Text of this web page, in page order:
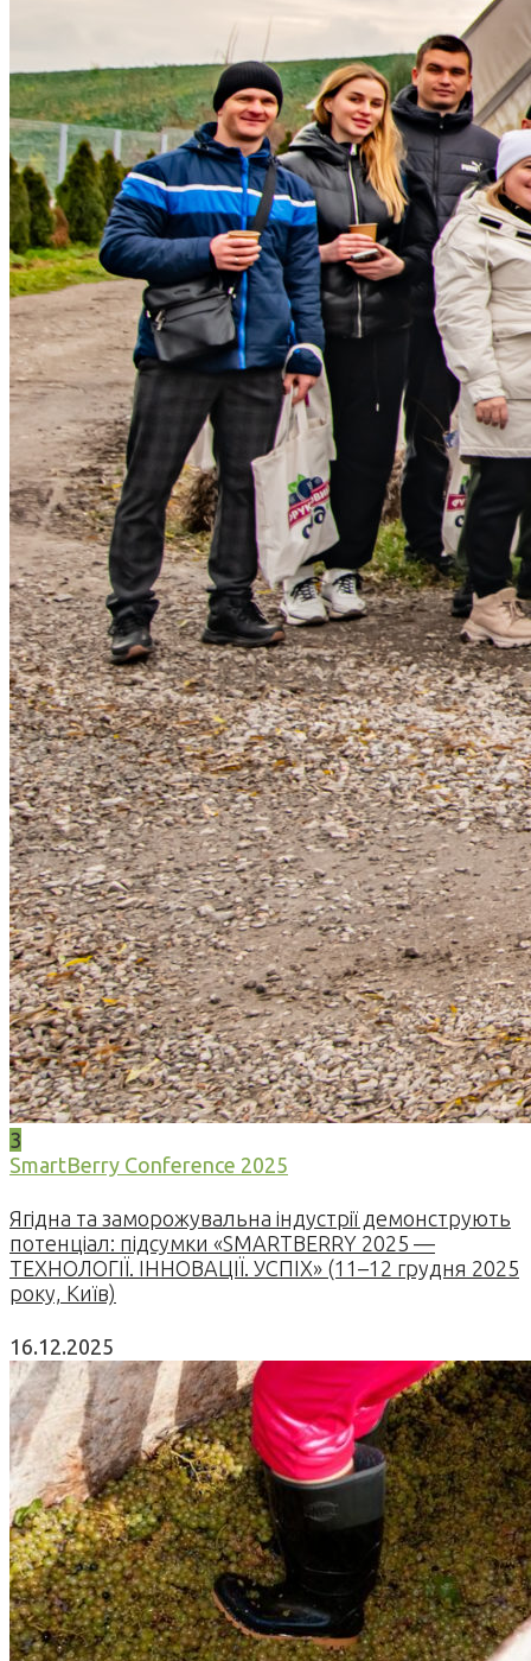
3
SmartBerry Conference 2025
Ягідна та заморожувальна індустрії демонструють
потенціал: підсумки «SMARTBERRY 2025 —
ТЕХНОЛОГІЇ. ІННОВАЦІЇ. УСПІХ» (11–12 грудня 2025
року, Київ)
16.12.2025